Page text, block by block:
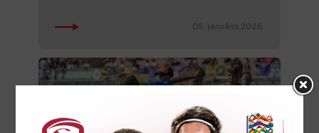
05. janvāris 2026.